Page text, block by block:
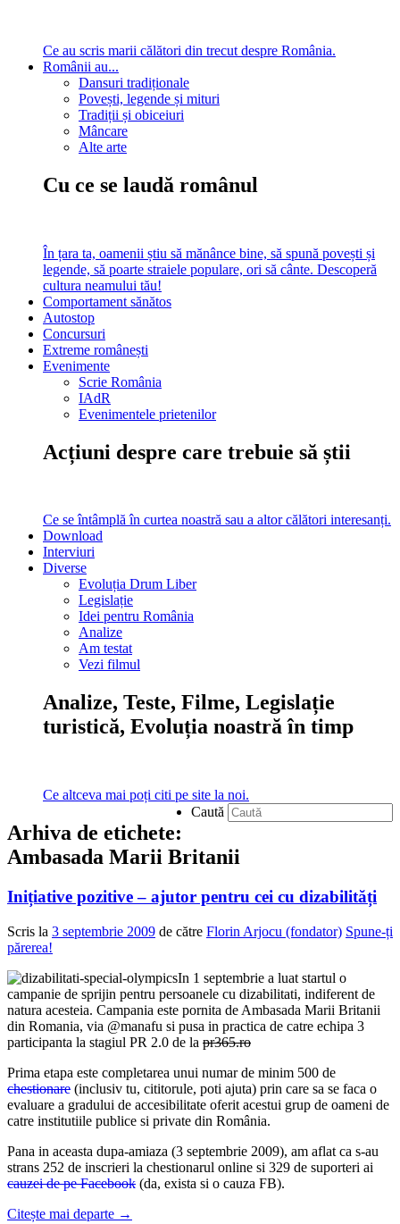
Ce au scris marii călători din trecut despre România.
Românii au...
Dansuri tradiționale
Povești, legende și mituri
Tradiții și obiceiuri
Mâncare
Alte arte
Cu ce se laudă românul
În țara ta, oamenii știu să mănânce bine, să spună povești și
legende, să poarte straiele populare, ori să cânte. Descoperă
cultura neamului tău!
Comportament sănătos
Autostop
Concursuri
Extreme românești
Evenimente
Scrie România
IAdR
Evenimentele prietenilor
Acțiuni despre care trebuie să știi
Ce se întâmplă în curtea noastră sau a altor călători interesanți.
Download
Interviuri
Diverse
Evoluția Drum Liber
Legislație
Idei pentru România
Analize
Am testat
Vezi filmul
Analize, Teste, Filme, Legislație
turistică, Evoluția noastră în timp
Ce altceva mai poți citi pe site la noi.
Caută
Arhiva de etichete:
Ambasada Marii Britanii
Inițiative pozitive – ajutor pentru cei cu dizabilități
Scris la 3 septembrie 2009 de către Florin Arjocu (fondator) Spune-ți
părerea!
In 1 septembrie a luat startul o
campanie de sprijin pentru persoanele cu dizabilitati, indiferent de
natura acesteia. Campania este pornita de Ambasada Marii Britanii
din Romania, via @manafu si pusa in practica de catre echipa 3
participanta la stagiul PR 2.0 de la pr365.ro
Prima etapa este completarea unui numar de minim 500 de
chestionare (inclusiv tu, cititorule, poti ajuta) prin care sa se faca o
evaluare a gradului de accesibilitate oferit acestui grup de oameni de
catre institutiile publice si private din România.
Pana in aceasta dupa-amiaza (3 septembrie 2009), am aflat ca s-au
strans 252 de inscrieri la chestionarul online si 329 de suporteri ai
cauzei de pe Facebook (da, exista si o cauza FB).
Citește mai departe →